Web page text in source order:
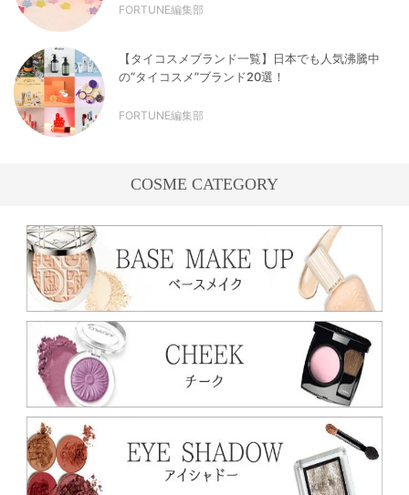
FORTUNE編集部
【タイコスメブランド一覧】日本でも人気沸騰中
の“タイコスメ”ブランド20選！
FORTUNE編集部
COSME CATEGORY